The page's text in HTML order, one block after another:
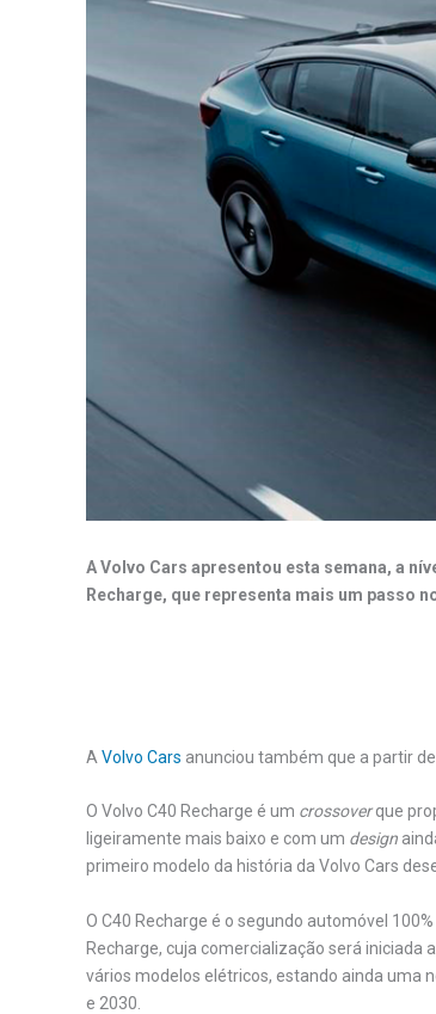
A Volvo Cars apresentou esta semana, a
Recharge, que representa mais um passo
A Volvo Cars anunciou também que a partir
O Volvo C40 Recharge é um crossoverque
ligeiramente mais baixo e com um design
primeiro modelo da história da Volvo Cars
O C40 Recharge é o segundo automóvel
Recharge, cuja comercialização será iniciada
vários modelos elétricos, estando ainda uma
e 2030.